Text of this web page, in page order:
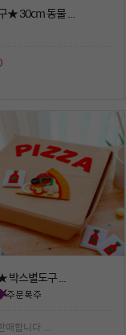
★ 30cm 동물 ...
박스별도구 ...
합니다 ...